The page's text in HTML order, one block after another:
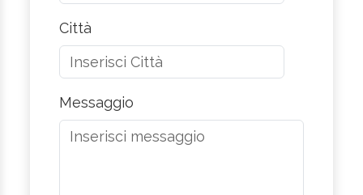
Città
Messaggio